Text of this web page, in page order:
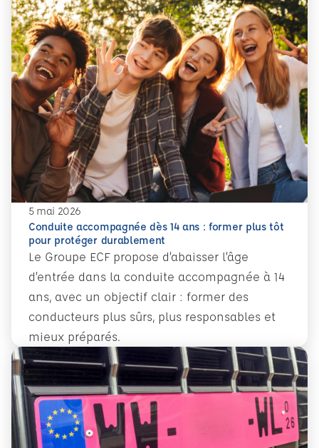
5 mai 2026
Conduite accompagnée dès 14 ans : former plus tôt
pour protéger durablement
Le Groupe ECF propose d’abaisser l’âge
d’entrée dans la conduite accompagnée à 14
ans, avec un objectif clair : former des
conducteurs plus sûrs, plus responsables et
mieux préparés.
En savoir plus
Conduite accompagnée dès 14 ans : former plus tôt pour